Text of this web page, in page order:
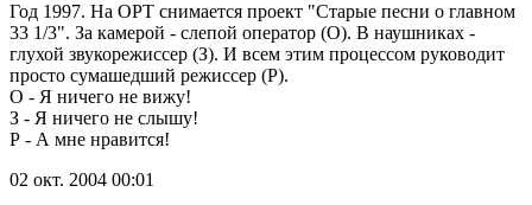
Год 1997. На ОРТ снимается проект "Старые песни о главном
33 1/3". За камерой - слепой оператор (О). В наушниках -
глухой звукорежиссер (З). И всем этим процессом руководит
просто сумашедший режиссер (Р).
О - Я ничего не вижу!
З - Я ничего не слышу!
Р - А мне нравится!
02 окт. 2004 00:01